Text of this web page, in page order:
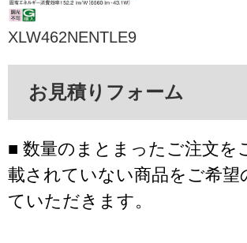
XLW462NENTLE9
お見積りフォーム
■ 数量のまとまったご注文を
載されていない商品をご希
ていただきます。